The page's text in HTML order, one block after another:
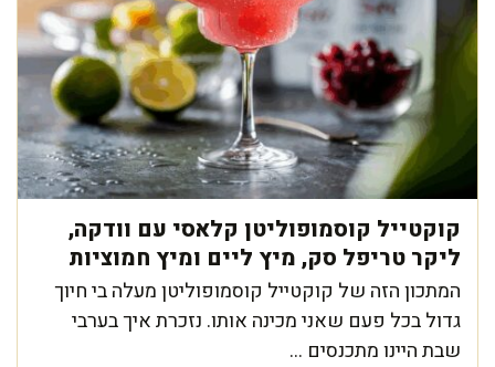
קוקטייל קוסמופוליטן קלאסי עם וודקה,
ליקר טריפל סק, מיץ ליים ומיץ חמוציות
המתכון הזה של קוקטייל קוסמופוליטן מעלה בי חיוך
גדול בכל פעם שאני מכינה אותו. נזכרת איך בערבי
שבת היינו מתכנסים ...